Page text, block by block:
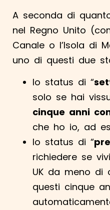
A seconda di
nel Regno Unito
Canale o l’Isola di
uno di questi due
lo status di “
solo se hai
cinque anni
che ho io, ad
lo status di “
richiedere se
UK da meno di
questi cinque